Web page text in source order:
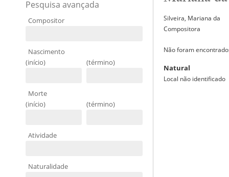
Pesquisa avançada
Compositor
Nascimento
(início)
(término)
Morte
(início)
(término)
Atividade
Naturalidade
Silveira, Mariana da
Compositora
Não foram
Natural
Local não identificado